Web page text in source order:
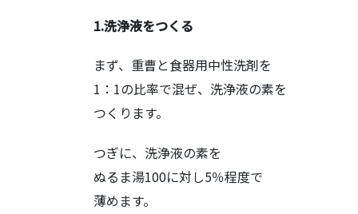
1.洗浄液をつくる
まず、重曹と食器用中性洗剤を
1：1の比率で混ぜ、洗浄液の素を
つくります。
つぎに、洗浄液の素を
ぬるま湯100に対し5％程度で
薄めます。